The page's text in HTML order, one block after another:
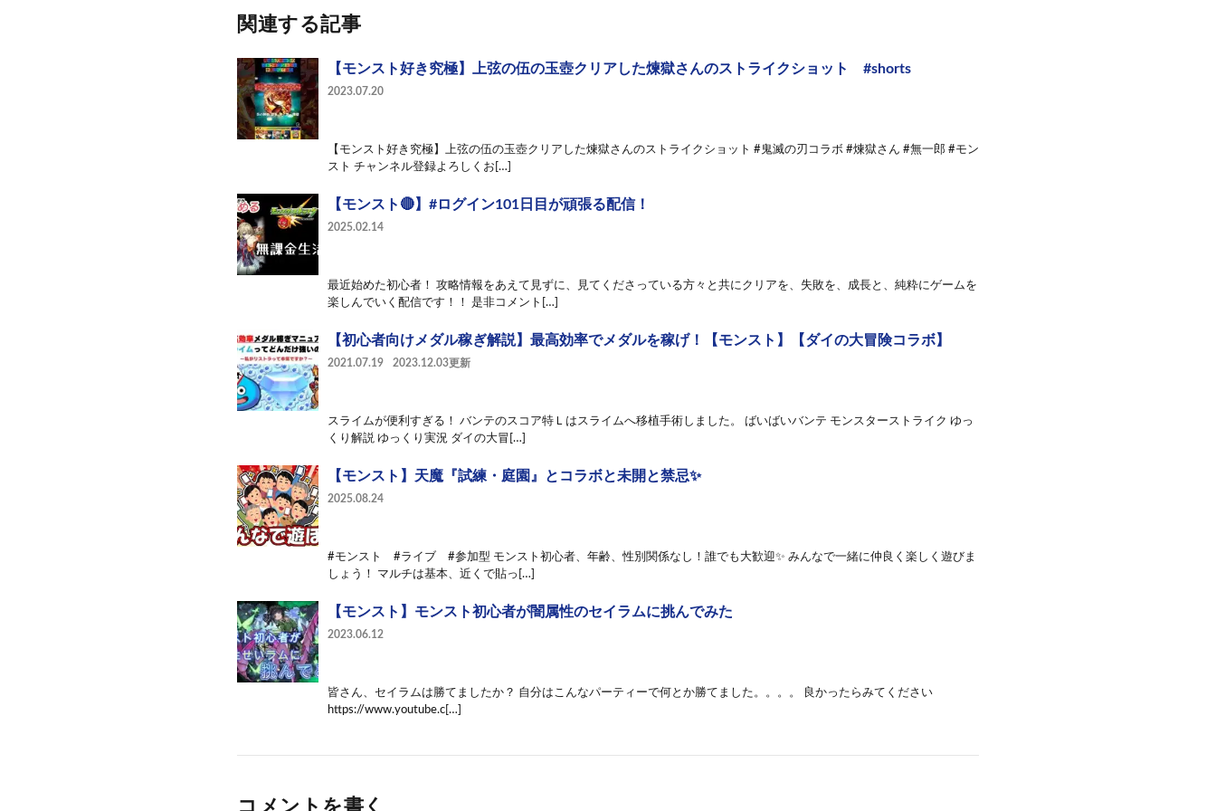
関連する記事
【モンスト好き究極】上弦の伍の玉壺クリアした煉獄さんのストライクショット #shorts
2023.07.20
【モンスト好き究極】上弦の伍の玉壺クリアした煉獄さんのストライクショット #鬼滅の刃コラボ #煉獄さん #無一郎 #モン
スト チャンネル登録よろしくお[…]
【モンスト🔴】#ログイン101日目が頑張る配信！
2025.02.14
最近始めた初心者！ 攻略情報をあえて見ずに、見てくださっている方々と共にクリアを、失敗を、成長と、純粋にゲームを
楽しんでいく配信です！！ 是非コメント[…]
【初心者向けメダル稼ぎ解説】最高効率でメダルを稼げ！【モンスト】【ダイの大冒険コラボ】
2021.07.19 2023.12.03更新
スライムが便利すぎる！ バンテのスコア特Ｌはスライムへ移植手術しました。 ばいばいバンテ モンスターストライク ゆっ
くり解説 ゆっくり実況 ダイの大冒[…]
【モンスト】天魔『試練・庭園』とコラボと未開と禁忌✨
2025.08.24
#モンスト #ライブ #参加型 モンスト初心者、年齢、性別関係なし！誰でも大歓迎✨ みんなで一緒に仲良く楽しく遊びま
しょう！ マルチは基本、近くで貼っ[…]
【モンスト】モンスト初心者が闇属性のセイラムに挑んでみた
2023.06.12
皆さん、セイラムは勝てましたか？ 自分はこんなパーティーで何とか勝てました。。。。 良かったらみてください
https://www.youtube.c[…]
コメントを書く